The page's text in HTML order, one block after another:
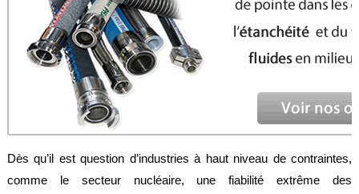
Etanchéité
Feuilles
/
Plaques
Découpe
de
joint
Dès qu’il est question d’industries à haut niveau de contraintes,
comme le secteur nucléaire, une fiabilité extrême des